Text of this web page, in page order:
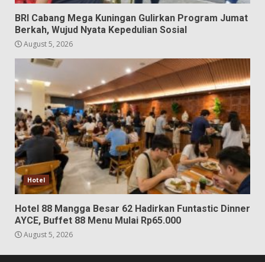
BRI Cabang Mega Kuningan Gulirkan Program Jumat
Berkah, Wujud Nyata Kepedulian Sosial
August 5, 2026
Hotel
Hotel 88 Mangga Besar 62 Hadirkan Funtastic Dinner
AYCE, Buffet 88 Menu Mulai Rp65.000
August 5, 2026